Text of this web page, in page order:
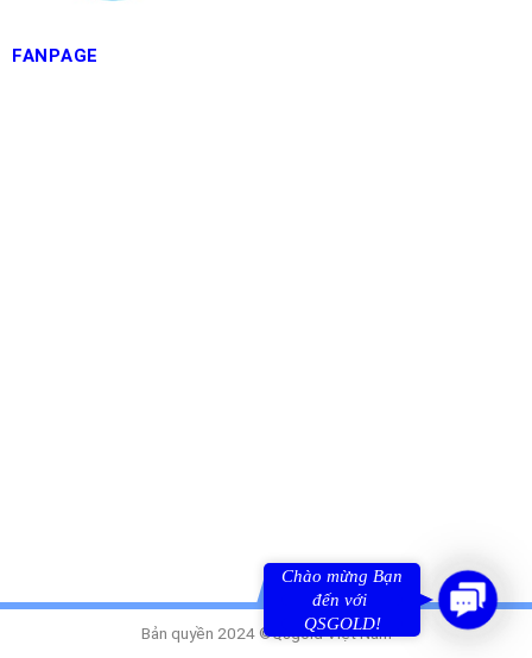
FANPAGE
Bản quyền 2024 ©Qsgold Việt Nam
Contact
Us
Chào mừng Bạn
đến với
QSGOLD!